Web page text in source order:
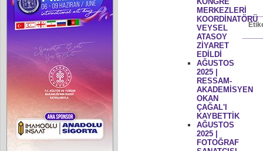
MERKEZLERİ
KOORDİNATÖRÜ
VEYSEL
ATASOY
ZİYARET
EDİLDİ
AĞUSTOS
2025 |
RESSAM-
AKADEMİSYEN
OKAN
ÇAĞAL'I
KAYBETTİK
AĞUSTOS
2025 |
FOTOĞRAF